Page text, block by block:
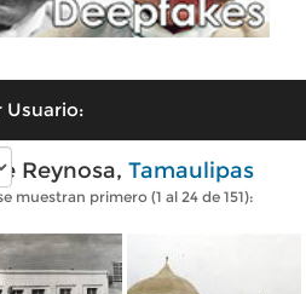
Usuario:
Reynosa, Tamaulipas
muestran primero (1 al 24 de 151):